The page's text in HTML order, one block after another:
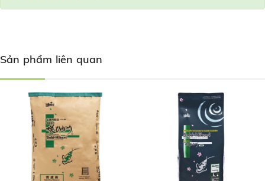
Sản phẩm liên quan